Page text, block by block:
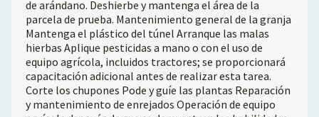
de arándano. Deshierbe y mantenga el área de la
parcela de prueba. Mantenimiento general de la granja
Mantenga el plástico del túnel Arranque las malas
hierbas Aplique pesticidas a mano o con el uso de
equipo agrícola, incluidos tractores; se proporcionará
capacitación adicional antes de realizar esta tarea.
Corte los chupones Pode y guíe las plantas Reparación
y mantenimiento de enrejados Operación de equipo